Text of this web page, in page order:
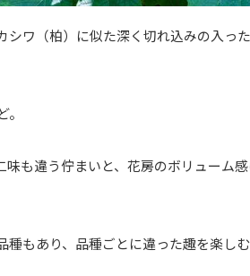
ワ（柏）に似た深く切れ込みの入っ
も違う佇まいと、花房のボリューム
もあり、品種ごとに違った趣を楽しむ